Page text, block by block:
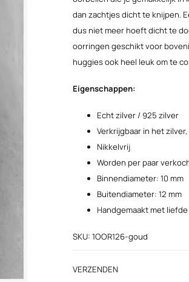
dan zachtjes dicht te knijpen.
dus niet meer hoeft dicht te
oorringen geschikt voor
huggies ook heel leuk om te
Eigenschappen:
Echt zilver / 925 zilver
Verkrijgbaar in het
Nikkelvrij
Worden per paar
Binnendiameter: 10 mm
Buitendiameter: 12 mm
Handgemaakt met liefde
SKU: 1OOR126-goud
VERZENDEN